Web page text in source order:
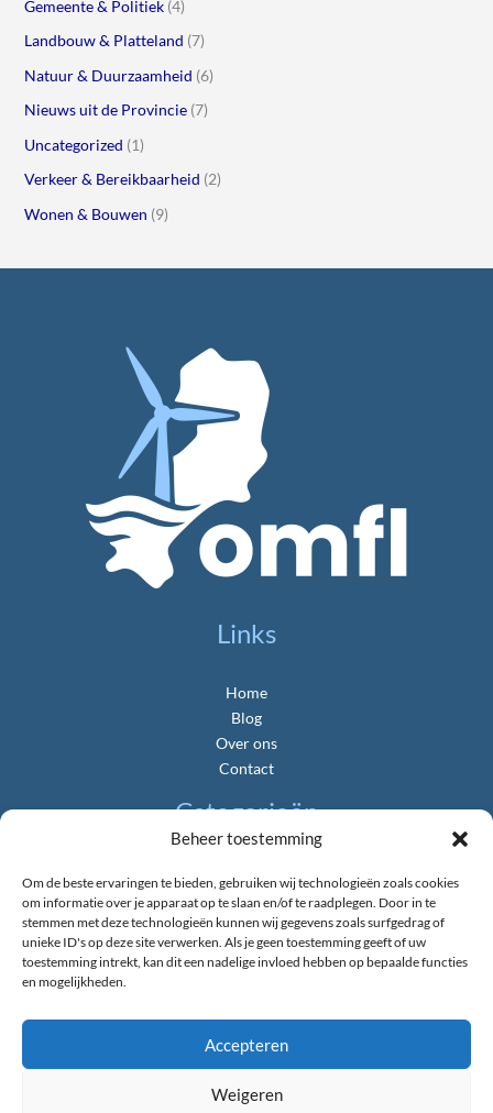
Beheer toestemming
Om de beste ervaringen te bieden, gebruiken wij technologieën zoals cookies
om informatie over je apparaat op te slaan en/of te raadplegen. Door in te
stemmen met deze technologieën kunnen wij gegevens zoals surfgedrag of
unieke ID's op deze site verwerken. Als je geen toestemming geeft of uw
toestemming intrekt, kan dit een nadelige invloed hebben op bepaalde functies
en mogelijkheden.
Accepteren
Weigeren
Gemeente & Politiek(4)
Landbouw & Platteland (7)
Natuur & Duurzaamheid (6)
Nieuws uit de Provincie(7)
Uncategorized (1)
Verkeer & Bereikbaarheid (2)
Wonen & Bouwen (9)
Links
Home
Blog
Over ons
Contact
Categorieën
Gemeente & Politiek
Landbouw & Platteland
Natuur & Duurzaamheid
Nieuws uit de Provincie
Wonen & Bouwen